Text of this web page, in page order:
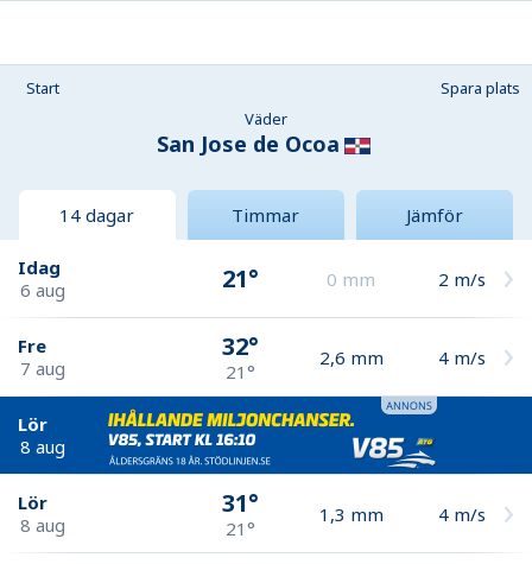
Start
Spara plats
Väder
San Jose de Ocoa
14 dagar Timmar Jämför
Idag
6 aug
21° 0 mm 2 m/s
Fre
7 aug
32°
21°
2,6 mm 4 m/s
Lör
8 aug
Lör
8 aug
31°
21°
1,3 mm 4 m/s